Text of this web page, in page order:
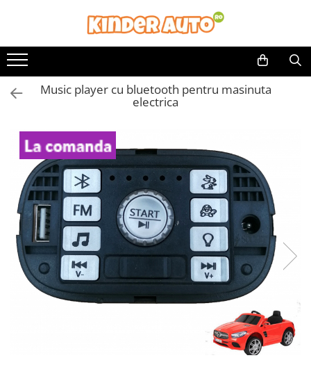
Music player cu bluetooth pentru masinuta
electrica